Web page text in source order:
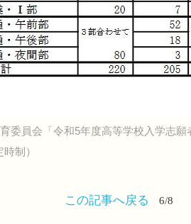
委員会「令和5年度高等学校入学志願
制）
この記事へ戻る 6/8